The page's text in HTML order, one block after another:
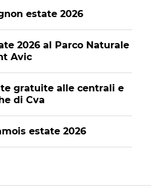
estate 2026
2026 al Parco Naturale
Avic
gratuite alle centrali e
di Cva
estate 2026